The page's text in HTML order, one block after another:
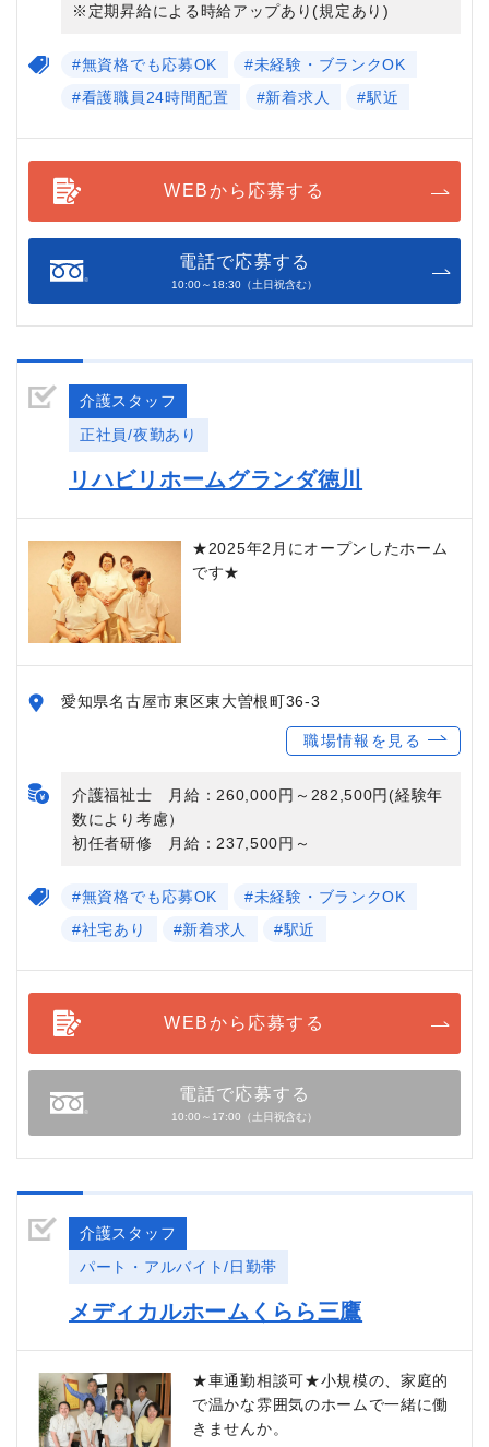
※定期昇給による時給アップあり(規定あり)
#無資格でも応募OK
#未経験・ブランクOK
#看護職員24時間配置
#新着求人 #駅近
WEBから応募する
電話で応募する
10:00～18:30（土日祝含む）
介護スタッフ
正社員/夜勤あり
リハビリホームグランダ徳川
★2025年2月にオープンしたホーム
です★
愛知県名古屋市東区東大曽根町36-3
職場情報を見る
介護福祉士 月給：260,000円～282,500円(経験年
数により考慮）
初任者研修 月給：237,500円～
#無資格でも応募OK
#未経験・ブランクOK
#社宅あり
#新着求人 #駅近
WEBから応募する
電話で応募する
10:00～17:00（土日祝含む）
介護スタッフ
パート・アルバイト/日勤帯
メディカルホームくらら三鷹
★車通勤相談可★小規模の、家庭的
で温かな雰囲気のホームで一緒に働
きませんか。